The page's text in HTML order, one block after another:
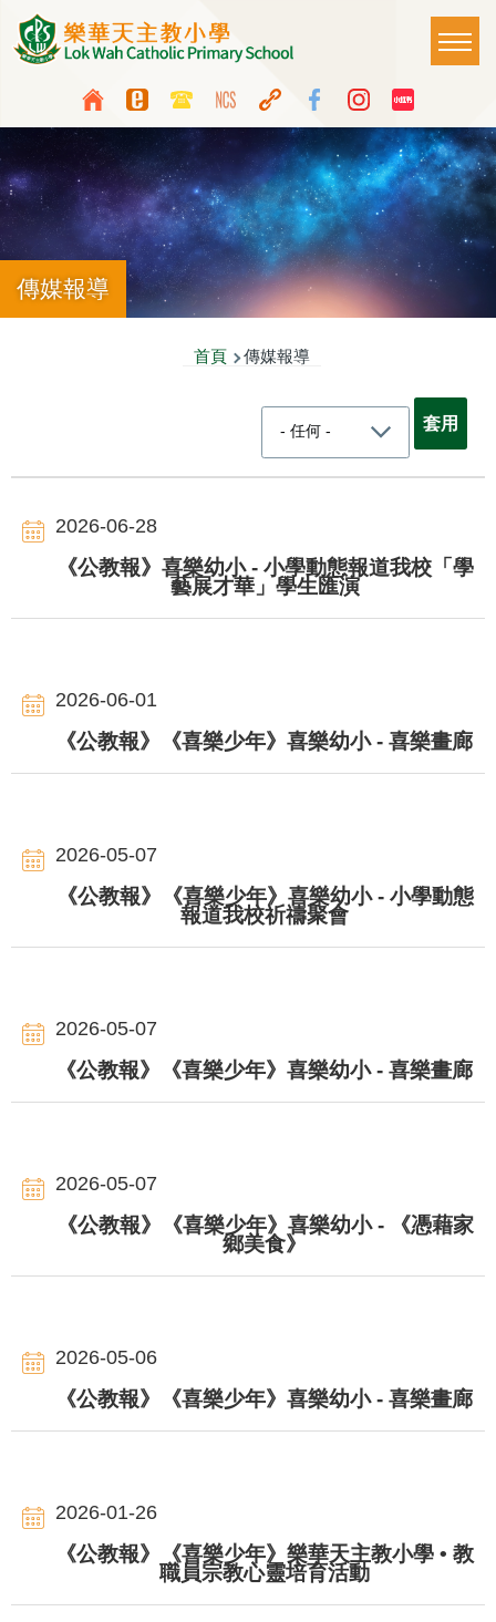
移至主內容
Top
Media
Icon
Button
Language
switcher
Main
傳媒報導
結
首頁 傳媒報導
2026-06-28
《公教報》喜樂幼小 - 小學動態報道我校「學
藝展才華」學生匯演
2026-06-01
《公教報》《喜樂少年》喜樂幼小 - 喜樂畫廊
2026-05-07
《公教報》《喜樂少年》喜樂幼小 - 小學動態
報道我校祈禱聚會
2026-05-07
《公教報》《喜樂少年》喜樂幼小 - 喜樂畫廊
2026-05-07
《公教報》《喜樂少年》喜樂幼小 - 《憑藉家
鄉美食》
2026-05-06
《公教報》《喜樂少年》喜樂幼小 - 喜樂畫廊
2026-01-26
《公教報》《喜樂少年》樂華天主教小學 • 教
職員宗教心靈培育活動